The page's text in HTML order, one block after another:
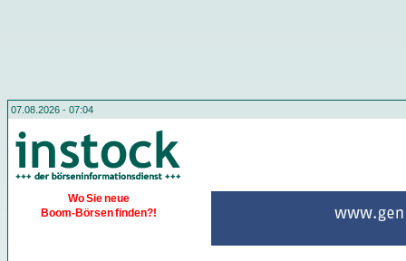
07.08.2026 - 07:04
Wo Sie neue
Boom-Börsen finden?!